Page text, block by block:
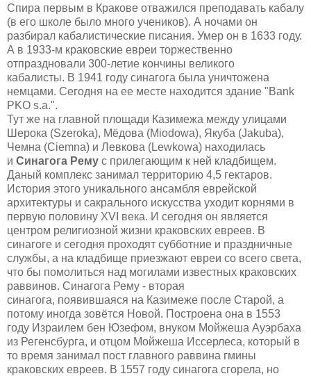
Спира первым в Кракове отважился преподавать кабалу
(в его школе было много учеников). А ночами он
разбирал кабалистические писания. Умер он в 1633 году.
А в 1933-м краковские евреи торжественно
отпраздновали 300-летие кончины великого
кабалисты. В 1941 году синагога была уничтожена
немцами. Сегодня на ее месте находится здание "Bank
PKO s.a.".
Тут же на главной площади Казимежа между улицами
Шерока (Szeroka), Мёдова (Miodowa), Якуба (Jakuba),
Чемна (Ciemna) и Левкова (Lewkowa) находилась
и Синагога Рему с прилегающим к ней кладбищем.
Даный комплекс занимал территорию 4,5 гектаров.
История этого уникального ансамбля еврейской
архитектуры и сакрального искусства уходит корнями в
первую половину XVI века. И сегодня он является
центром религиозной жизни краковских евреев. В
синагоге и сегодня проходят субботние и праздничные
службы, а на кладбище приезжают евреи со всего света,
что бы помолиться над могилами известных краковских
раввинов. Синагога Рему - вторая
синагога, появившаяся на Казимеже после Старой, а
потому иногда зовётся Новой. Построена она в 1553
году Израилем бен Юзефом, внуком Мойжеша Ауэрбаха
из Регенсбурга, и отцом Мойжеша Иссерлеса, который в
то время занимал пост главного раввина гмины
краковских евреев. В 1557 году синагога сгорела, но